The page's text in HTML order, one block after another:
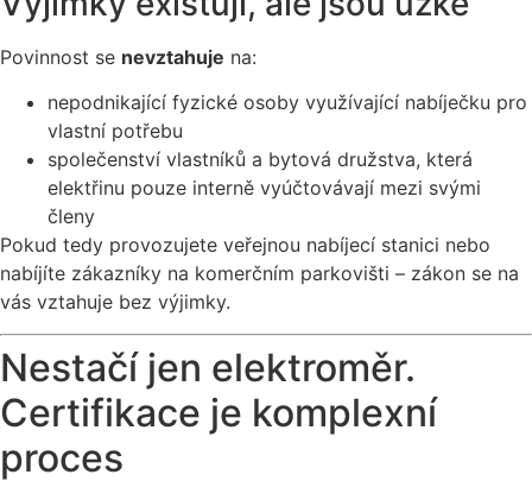
Povinnost se nevztahuje na:
nepodnikající fyzické osoby využívající nabíječku pro
vlastní potřebu
společenství vlastníků a bytová družstva, která
elektřinu pouze interně vyúčtovávají mezi svými
členy
Pokud tedy provozujete veřejnou nabíjecí stanici nebo
nabíjíte zákazníky na komerčním parkovišti – zákon se na
vás vztahuje bez výjimky.
Nestačí jen elektroměr.
Certifikace je komplexní
proces